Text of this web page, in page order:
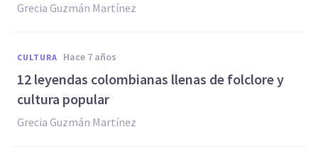
Grecia Guzmán Martínez
CULTURA hace 7 años
12 leyendas colombianas llenas de folclore y
cultura popular
Grecia Guzmán Martínez